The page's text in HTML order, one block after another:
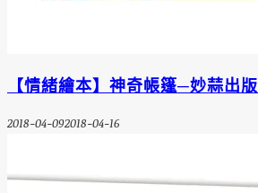
【情緒繪本】神奇帳篷─妙蒜出版
2018-04-092018-04-16